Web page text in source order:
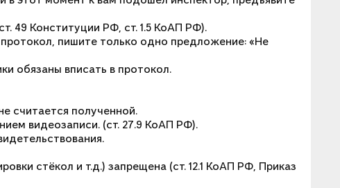
49 Конституции РФ, ст. 1.5 КоАП РФ).
пишите только одно предложение: «Не
обязаны вписать в протокол.
считается полученной.
видеозаписи. (ст. 27.9 КоАП РФ).
стёкол и т.д.) запрещена (ст. 12.1 КоАП РФ, Приказ